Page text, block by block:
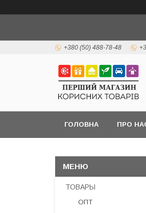
+380 (50) 488-78-48
ГОЛОВНА ПРО
ТОВАРЫ
ОПТ